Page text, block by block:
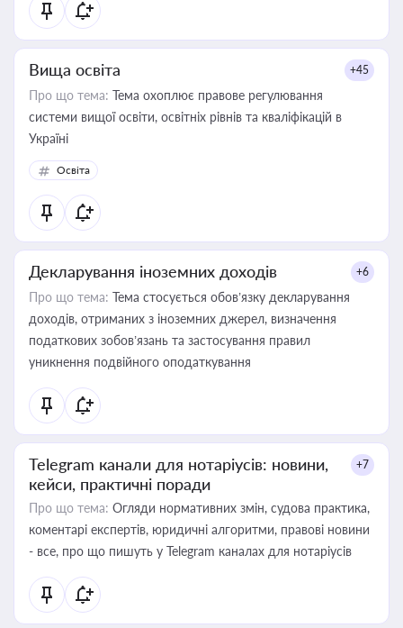
Вища освіта +45
Про що тема: Тема охоплює правове регулювання
системи вищої освіти, освітніх рівнів та кваліфікацій в
Україні
Освіта
Декларування іноземних доходів +6
Про що тема: Тема стосується обов’язку декларування
доходів, отриманих з іноземних джерел, визначення
податкових зобов’язань та застосування правил
уникнення подвійного оподаткування
Telegram канали для нотаріусів: новини,
кейси, практичні поради
+7
Про що тема: Огляди нормативних змін, судова практика,
коментарі експертів, юридичні алгоритми, правові новини
- все, про що пишуть у Telegram каналах для нотаріусів